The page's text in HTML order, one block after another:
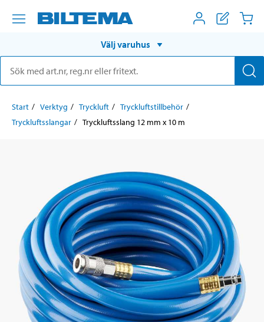
Välj varuhus
Start Verktyg Tryckluft
Tryckluftstillbehör
Tryckluftsslangar
Tryckluftsslang 12 mm x 10 m